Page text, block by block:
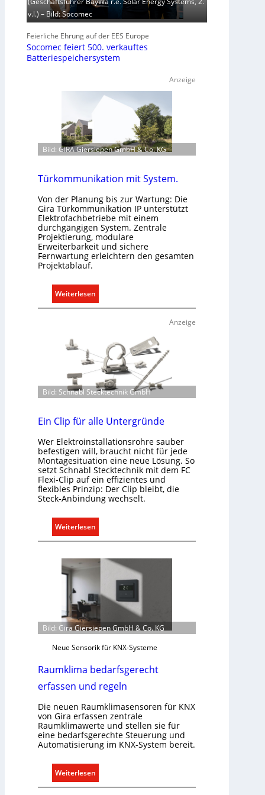
v.l.) – Bild: Socomec
Feierliche Ehrung auf der EES Europe
Socomec feiert 500. verkauftes
Batteriespeichersystem
Anzeige
Bild: GIRA Giersiepen GmbH & Co. KG
Türkommunikation mit System.
Von der Planung bis zur Wartung: Die
Gira Türkommunikation IP unterstützt
Elektrofachbetriebe mit einem
durchgängigen System. Zentrale
Projektierung, modulare
Erweiterbarkeit und sichere
Fernwartung erleichtern den gesamten
Projektablauf.
Weiterlesen
T
o
m
m
u
i
a
t
i
o
n
m
i
S
m
.
Anzeige
Bild: Schnabl Stecktechnik GmbH
Ein Clip für alle Untergründe
Wer Elektroinstallationsrohre sauber
befestigen will, braucht nicht für jede
Montagesituation eine neue Lösung. So
setzt Schnabl Stecktechnik mit dem FC
Flexi-Clip auf ein effizientes und
flexibles Prinzip: Der Clip bleibt, die
Steck-Anbindung wechselt.
Weiterlesen
E
n
i
f
r
l
l
U
n
t
e
r
r
Bild: Gira Giersiepen GmbH & Co. KG
Neue Sensorik für KNX-Systeme
Raumklima bedarfsgerecht
erfassen und regeln
Die neuen Raumklimasensoren für KNX
von Gira erfassen zentrale
Raumklimawerte und stellen sie für
eine bedarfsgerechte Steuerung und
Automatisierung im KNX-System bereit.
Weiterlesen
R